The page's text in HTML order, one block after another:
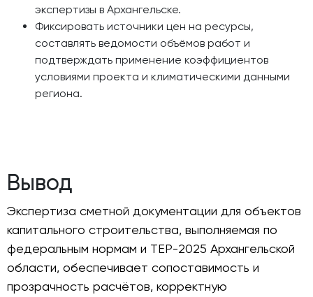
экспертизы в Архангельске.
Фиксировать источники цен на ресурсы,
составлять ведомости объёмов работ и
подтверждать применение коэффициентов
условиями проекта и климатическими данными
региона.
Вывод
Экспертиза сметной документации для объектов
капитального строительства, выполняемая по
федеральным нормам и ТЕР-2025 Архангельской
области, обеспечивает сопоставимость и
прозрачность расчётов, корректную